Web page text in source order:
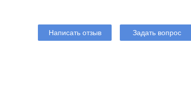
Написать отзыв Задать вопрос